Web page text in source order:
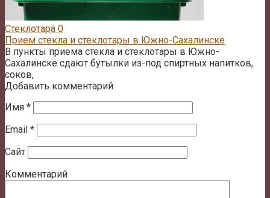
Стеклотара 0
Прием стекла и стеклотары в Южно-Сахалинске
В пункты приема стекла и стеклотары в Южно-
Сахалинске сдают бутылки из-под спиртных напитков,
соков,
Добавить комментарий
Имя *
Email *
Сайт
Комментарий